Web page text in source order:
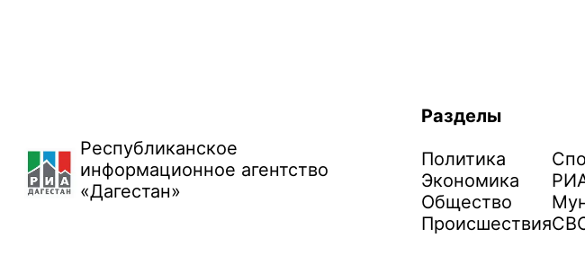
Республиканское
информационное агентство
«Дагестан»
Разделы
Политика
Экономика
Общество
Происшествия